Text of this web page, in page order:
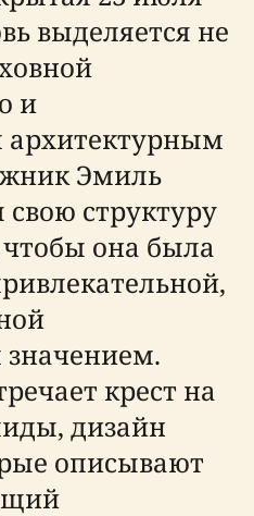
выделяется не
и
Эмиль
свою структуру
она была
крест на
дизайн
описывают